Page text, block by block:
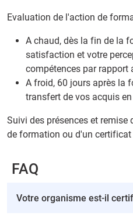
Evaluation de l'action de
A chaud, dès la fin de la
satisfaction et votre
compétences par
A froid, 60 jours après la
transfert de vos acquis
Suivi des présences et
de formation ou d'un certificat
FAQ
Votre organisme est-il